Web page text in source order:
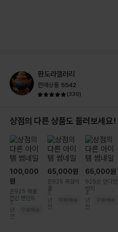
판도라갤러리
판매상품 5542
(330)
상점의 다른 상품도 둘러보세요!
100,000
원
은925 해골
전신 펜던트
5
년
전
65,000원
은925 목걸이
줄
5
년
전
65,000원
925은 인디언
반지
4
년
전